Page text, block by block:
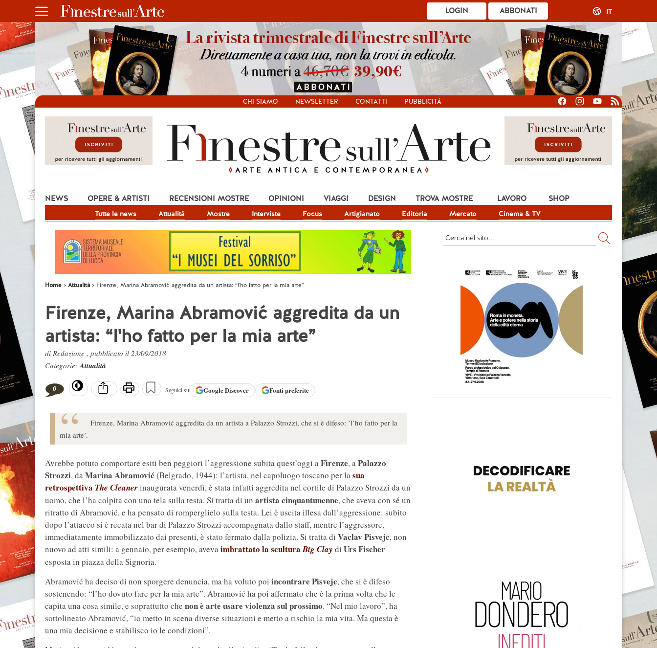
ABBONATI
LOGIN IT
CHI SIAMO NEWSLETTER CONTATTI PUBBLICITÀ
NEWS
Tutte le news Attualità Mostre Interviste Focus Artigianato Editoria Mercato Cinema & TV
OPERE & ARTISTI RECENSIONI MOSTRE OPINIONI VIAGGI DESIGN TROVA MOSTRE LAVORO SHOP
Home Attualità Firenze, Marina Abramović aggredita da un artista: “l'ho fatto per la mia arte”
Firenze, Marina Abramović aggredita da un
artista: “l'ho fatto per la mia arte”
di Redazione , pubblicato il 23/09/2018
Categorie:Attualità
0 Seguici su GoogleDiscover Fonti preferite
Firenze, Marina Abramović aggredita da un artista a Palazzo Strozzi, che si è difeso: ’l’ho fatto per la
mia arte’.
Avrebbe potuto comportare esiti ben peggiori l’aggressione subita quest’oggi aFirenze, aPalazzo
Strozzi, daMarina Abramović (Belgrado, 1944): l’artista, nel capoluogo toscano per lasua
retrospettiva The Cleanerinaugurata venerdì, è stata infatti aggredita nel cortile di Palazzo Strozzi da un
uomo, che l’ha colpita con una tela sulla testa. Si tratta di un artista cinquantunenne, che aveva con sé un
ritratto di Abramović, e ha pensato di romperglielo sulla testa. Lei è uscita illesa dall’aggressione: subito
dopo l’attacco si è recata nel bar di Palazzo Strozzi accompagnata dallo staff, mentre l’aggressore,
immediatamente immobilizzato dai presenti, è stato fermato dalla polizia. Si tratta di Vaclav Pisvejc, non
nuovo ad atti simili: a gennaio, per esempio, avevaimbrattato la sculturaBig Clay di Urs Fischer
esposta in piazza della Signoria.
Abramović ha deciso di non sporgere denuncia, ma ha voluto poi incontrare Pisvejc, che si è difeso
sostenendo: “l’ho dovuto fare per la mia arte”. Abramović ha poi affermato che è la prima volta che le
capita una cosa simile, e soprattutto che non è arte usare violenza sul prossimo. “Nel mio lavoro”, ha
sottolineato Abramović, “io metto in scena diverse situazioni e metto a rischio la mia vita. Ma questa è
una mia decisione e stabilisco io le condizioni”.